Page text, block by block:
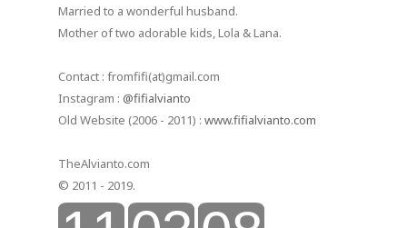
Married to a wonderful husband.
Mother of two adorable kids, Lola & Lana.
Contact : fromfifi(at)gmail.com
Instagram : @fifialvianto
Old Website (2006 - 2011) : www.fifialvianto.com
TheAlvianto.com
© 2011 - 2019.